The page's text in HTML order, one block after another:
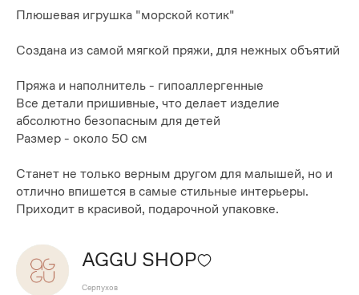
Плюшевая игрушка "морской котик"
Создана из самой мягкой пряжи, для нежных объятий
Пряжа и наполнитель - гипоаллергенные
Все детали пришивные, что делает изделие
абсолютно безопасным для детей
Размер - около 50 см
Станет не только верным другом для малышей, но и
отлично впишется в самые стильные интерьеры.
Приходит в красивой, подарочной упаковке.
AGGU SHOP
Серпухов